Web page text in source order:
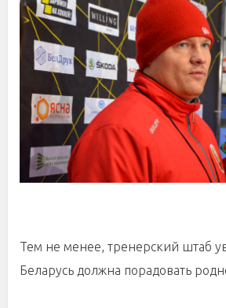
Тем не менее, тренерский штаб
Беларусь должна порадовать